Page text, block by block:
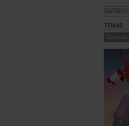
04/09/
TEMAS
Juventud